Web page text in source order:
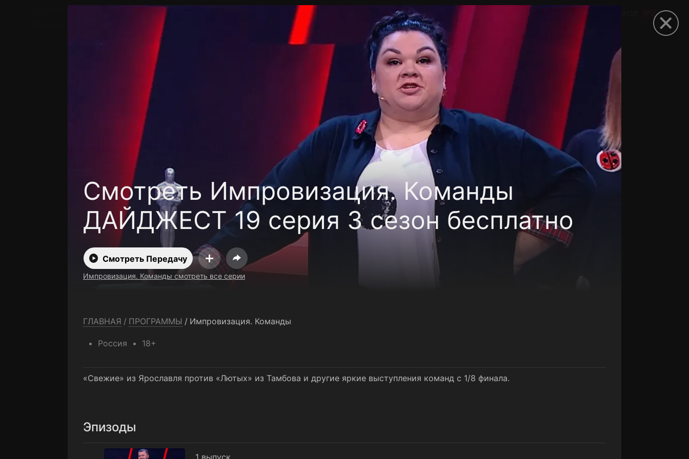
Смотреть Импровизация. Команды
ДАЙДЖЕСТ 19 серия 3 сезон бесплатно
Смотреть Передачу
Импровизация. Команды смотреть все серии
ГЛАВНАЯ / ПРОГРАММЫ / Импровизация. Команды
Россия 18+
«Свежие» из Ярославля против «Лютых» из Тамбова и другие яркие выступления команд с 1/8 финала.
Эпизоды
1 выпуск
Телефон поддержки:+7 (727) 323 10 92
Политика конфиденциальности Открыть приложение Ввести промокод